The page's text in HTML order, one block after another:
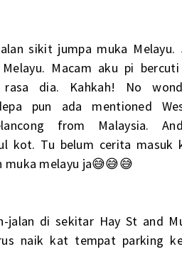
sikit jumpa muka Melayu.
Macam aku pi
rasa dia. Kahkah! No
pun ada mentioned
from Malaysia.
kot. Tu belum cerita masuk
muka melayu ja😅😅😅
jalan di sekitar Hay St and
naik kat tempat parking